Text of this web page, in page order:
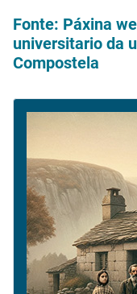
Fonte: Páxina
universitario da
Compostela